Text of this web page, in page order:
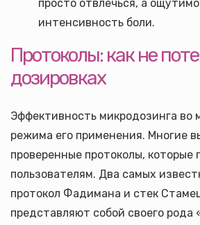
просто отвлечься, а
интенсивность боли.
Протоколы: как не
дозировках
Эффективность микродозинга во
режима его применения. Многие
проверенные протоколы, которые
пользователям. Два самых
протокол Фадимана и стек
представляют собой своего рода